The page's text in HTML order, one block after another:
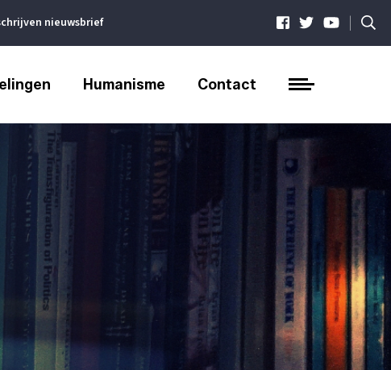
nieuwsbrief |
Humanisme Contact